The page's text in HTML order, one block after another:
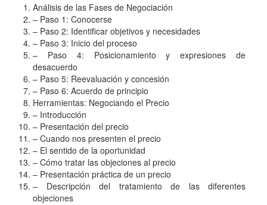
Análisis de las Fases de Negociación
– Paso 1: Conocerse
– Paso 2: Identificar objetivos y necesidades
– Paso 3: Inicio del proceso
– Paso 4: Posicionamiento y expresiones de
desacuerdo
– Paso 5: Reevaluación y concesión
– Paso 6: Acuerdo de principio
Herramientas: Negociando el Precio
– Introducción
– Presentación del precio
– Cuando nos presenten el precio
– El sentido de la oportunidad
– Cómo tratar las objeciones al precio
– Presentación práctica de un precio
– Descripción del tratamiento de las diferentes
objeciones